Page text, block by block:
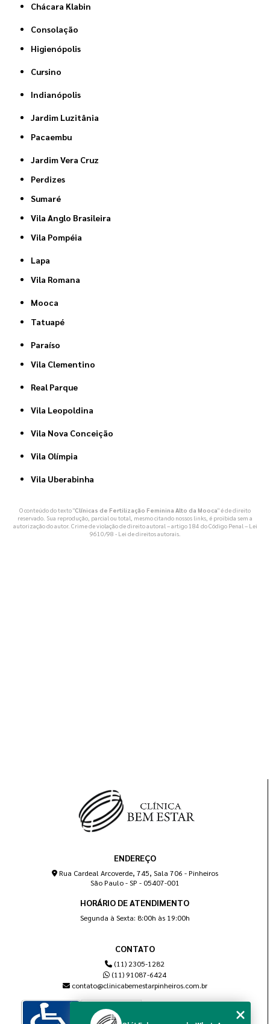
Chácara Klabin
Consolação
Higienópolis
Cursino
Indianópolis
Jardim Luzitânia
Pacaembu
Jardim Vera Cruz
Perdizes
Sumaré
Vila Anglo Brasileira
Vila Pompéia
Lapa
Vila Romana
Mooca
Tatuapé
Paraíso
Vila Clementino
Real Parque
Vila Leopoldina
Vila Nova Conceição
Vila Olímpia
Vila Uberabinha
O conteúdo do texto "Clínicas de Fertilização Feminina Alto da Mooca" é de direito
reservado. Sua reprodução, parcial ou total, mesmo citando nossos links, é proibida sem a
autorização do autor. Crime de violação de direito autoral – artigo 184 do Código Penal – Lei
9610/98 - Lei de direitos autorais.
ENDEREÇO
Rua Cardeal Arcoverde, 745, Sala 706 - Pinheiros
São Paulo - SP - 05407-001
HORÁRIO DE ATENDIMENTO
Segunda à Sexta: 8:00h às 19:00h
CONTATO
(11) 2305-1282
(11) 91087-6424
contato@clinicabemestarpinheiros.com.br